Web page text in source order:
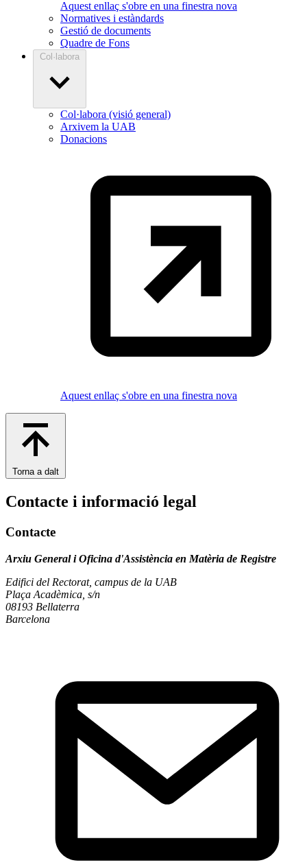
Aquest enllaç s'obre en una finestra nova
Normatives i estàndards
Gestió de documents
Quadre de Fons
Col·labora
Col·labora (visió general)
Arxivem la UAB
Donacions
Aquest enllaç s'obre en una finestra nova
Torna a dalt
Contacte i informació legal
Contacte
Arxiu General i Oficina d'Assistència en Matèria de Registre
Edifici del Rectorat, campus de la UAB
Plaça Acadèmica, s/n
08193 Bellaterra
Barcelona